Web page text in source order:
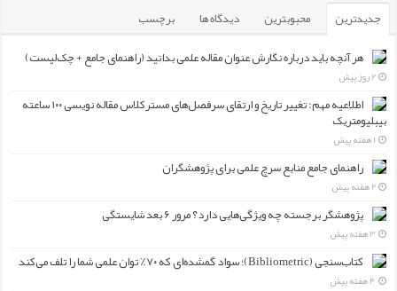
جدیدترین محبوبترین دیدگاه ها
برچسب
هر آنچه باید درباره نگارش عنوان مقاله علمی بدانید (راهنمای جامع + چک‌لیست)
2 روز پیش
اطلاعیه مهم: تغییر تاریخ و ارتقای سرفصل‌های مسترکلاس مقاله نویسی ۱۰۰ ساعته
بیبلیومتریک
1 هفته پیش
راهنمای جامع منابع سرچ علمی برای پژوهشگران
2 هفته پیش
پژوهشگر برجسته چه ویژگی‌هایی دارد؟ مرور ۶ بعد شایستگی
3 هفته پیش
کتاب‌سنجی (Bibliometric)؛ سواد گمشده‌ای که ۷۰٪ توان علمی شما را تلف می‌کند
4 هفته پیش